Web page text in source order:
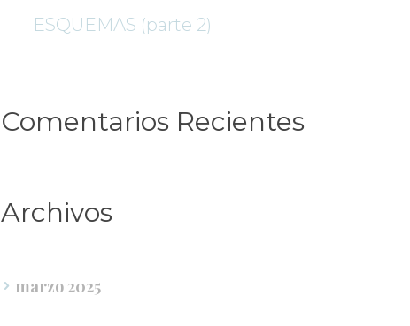
ESQUEMAS (parte 2)
Comentarios Reciente
Archivo
marzo 2025